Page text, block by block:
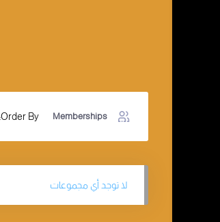
Memberships
Order By:
لا توجد أي مجموعات